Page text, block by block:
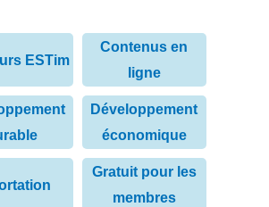
ESTim
Contenus en
ligne
Développement
économique
Gratuit pour les
membres